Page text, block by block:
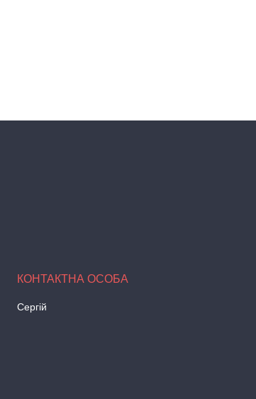
Сергій